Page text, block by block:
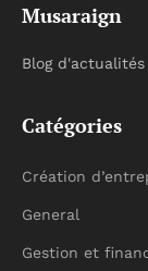
Musaraign
Blog
Catégories
Création
General
Gestion et